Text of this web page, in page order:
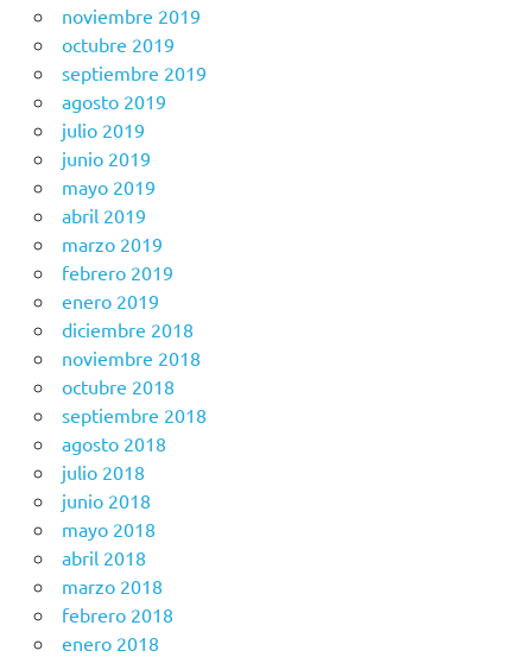
noviembre 2019
octubre 2019
septiembre 2019
agosto 2019
julio 2019
junio 2019
mayo 2019
abril 2019
marzo 2019
febrero 2019
enero 2019
diciembre 2018
noviembre 2018
octubre 2018
septiembre 2018
agosto 2018
julio 2018
junio 2018
mayo 2018
abril 2018
marzo 2018
febrero 2018
enero 2018